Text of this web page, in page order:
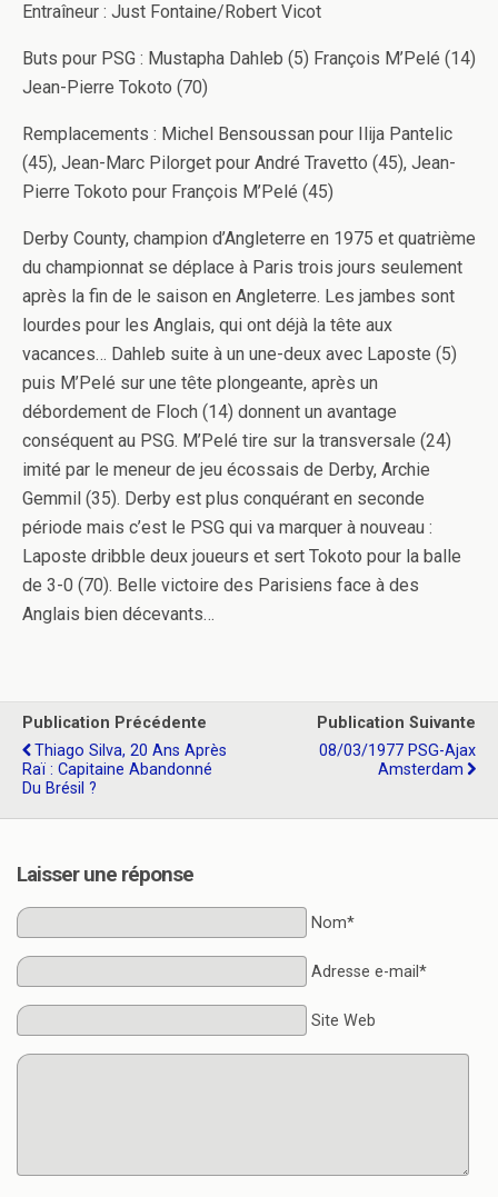
Entraîneur : Just Fontaine/Robert Vicot
Buts pour PSG : Mustapha Dahleb (5) François M’Pelé (14)
Jean-Pierre Tokoto (70)
Remplacements : Michel Bensoussan pour Ilija Pantelic
(45), Jean-Marc Pilorget pour André Travetto (45), Jean-
Pierre Tokoto pour François M’Pelé (45)
Derby County, champion d’Angleterre en 1975 et quatrième
du championnat se déplace à Paris trois jours seulement
après la fin de le saison en Angleterre. Les jambes sont
lourdes pour les Anglais, qui ont déjà la tête aux
vacances… Dahleb suite à un une-deux avec Laposte (5)
puis M’Pelé sur une tête plongeante, après un
débordement de Floch (14) donnent un avantage
conséquent au PSG. M’Pelé tire sur la transversale (24)
imité par le meneur de jeu écossais de Derby, Archie
Gemmil (35). Derby est plus conquérant en seconde
période mais c’est le PSG qui va marquer à nouveau :
Laposte dribble deux joueurs et sert Tokoto pour la balle
de 3-0 (70). Belle victoire des Parisiens face à des
Anglais bien décevants…
Publication Précédente
Thiago Silva, 20 Ans Après
Raï : Capitaine Abandonné
Du Brésil ?
Publication Suivante
08/03/1977 PSG-Ajax
Amsterdam
Laisser une réponse
Nom*
Adresse e-mail*
Site Web